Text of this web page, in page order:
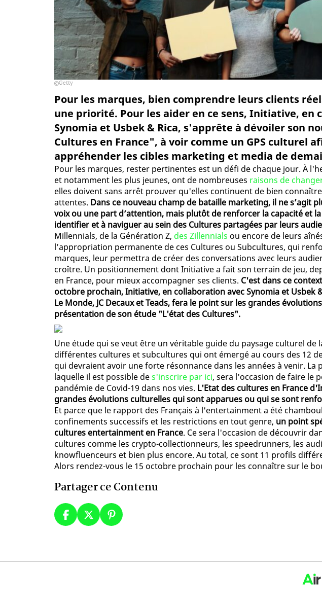
Getty
Pour les marques, bien comprendre leurs clients
une priorité. Pour les aider en ce sens, Initiative, en
Synomia et Usbek & Rica, s'apprête à dévoiler son
Cultures en France", à voir comme un GPS culturel
appréhender les cibles marketing et media de
Pour les marques, rester pertinentes est un défi de chaque jour. À
et notamment les plus jeunes, ont de nombreuses raisons de
elles doivent sans arrêt prouver qu'elles continuent de bien
attentes. Dans ce nouveau champ de bataille marketing, il ne s’agit
voix ou une part d’attention, mais plutôt de renforcer la capacité et
identifier et à naviguer au sein des Cultures partagées par leurs
Millennials, de la Génération Z, des Zillennials ou encore de leurs
l’appropriation permanente de ces Cultures ou Subcultures, qui
marques, leur permettra de créer des conversations avec leurs
croître. Un positionnement dont Initiative a fait son terrain de jeu,
en France, pour mieux accompagner ses clients. C'est dans ce
octobre prochain, Initiative, en collaboration avec Synomia et Usbek
Le Monde, JC Decaux et Teads, fera le point sur les grandes
présentation de son étude "L'état des Cultures".
Une étude qui se veut être un véritable guide du paysage culturel de
différentes cultures et subcultures qui ont émergé au cours des 12
qui devraient avoir une forte résonnance dans les années à venir. La
laquelle il est possible des'inscrire par ici, sera l'occasion de faire le
pandémie de Covid-19 dans nos vies. L'Etat des cultures en France
grandes évolutions culturelles qui sont apparues ou qui se sont
Et parce que le rapport des Français à l'entertainment a été
confinements successifs et les restrictions en tout genre, un point
cultures entertainment en France. Ce sera l'occasion de découvrir
cultures comme les crypto-collectionneurs, les speedrunners, les
knowfluenceurs et bien plus encore. Au total, ce sont 11 profils
Alors rendez-vous le 15 octobre prochain pour les connaître sur le
Partager ce Contenu